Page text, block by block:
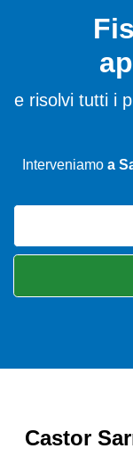
e risolvi tutti i
Interveniamo a
Castor